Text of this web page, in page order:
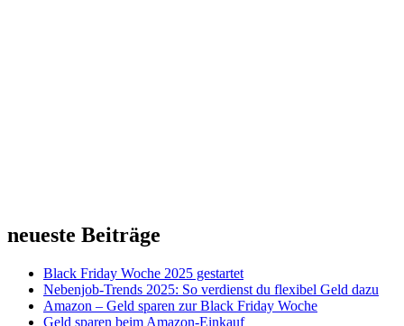
neueste Beiträge
Black Friday Woche 2025 gestartet
Nebenjob-Trends 2025: So verdienst du flexibel Geld dazu
Amazon – Geld sparen zur Black Friday Woche
Geld sparen beim Amazon-Einkauf